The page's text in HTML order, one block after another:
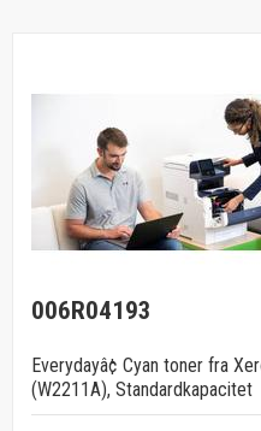
006R04193
Everydayâ¢ Cyan toner fra
(W2211A), Standardkapacitet